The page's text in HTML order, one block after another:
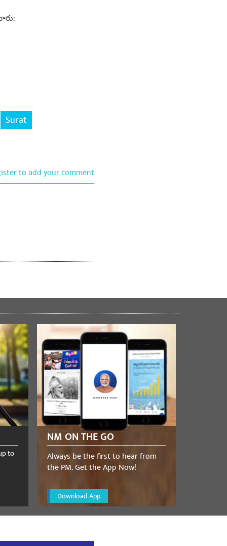
Surat
to add your comment
to
NM ON THE GO
Always be the first to hear from
the PM. Get the App Now!
Download App